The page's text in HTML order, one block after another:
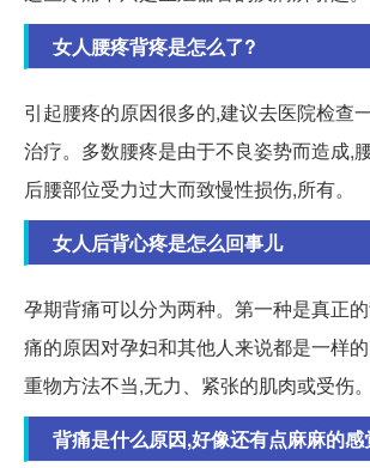
女人腰疼背疼是怎么了?
引起腰疼的原因很多的,建议去医院检查
治疗。多数腰疼是由于不良姿势而造成,
后腰部位受力过大而致慢性损伤,所有。
女人后背心疼是怎么回事儿
孕期背痛可以分为两种。第一种是真正
痛的原因对孕妇和其他人来说都是一样
重物方法不当,无力、紧张的肌肉或受伤。
背痛是什么原因,好像还有点麻麻的